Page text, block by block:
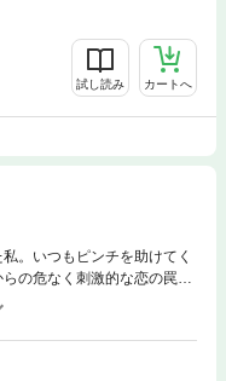
試し読み カートへ
。いつもピンチを助けてく
の危なく刺激的な恋の罠。
まった私。やばすぎる私の
海で溺れさせてあげよう」
通すのやめた」「奪ってや
ケメン2人に口説かれるこの